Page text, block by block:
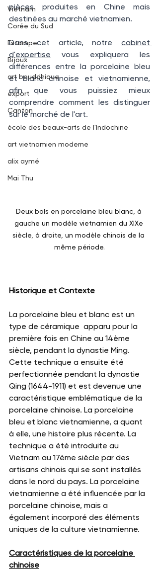
Vietnam
Corée du Sud
Estampe
Bijoux
art bouddhique
export
Canton
école des beaux-arts de l'Indochine
art vietnamien moderne
alix aymé
Mai Thu
pièces produites en Chine mais
destinées au marché vietnamien.
Dans cet article, notre cabinet
d'expertise vous expliquera les
différences entre la porcelaine bleu
et blanc chinoise et vietnamienne,
afin que vous puissiez mieux
comprendre comment les distinguer
sur le marché de l'art.
Deux bols en porcelaine bleu blanc, à
gauche un modèle vietnamien du XIXe
siècle, à droite, un modèle chinois de la
même période.
Historique et Contexte
La porcelaine bleu et blanc est un
type de céramique  apparu pour la
première fois en Chine au 14ème
siècle, pendant la dynastie Ming.
Cette technique a ensuite été
perfectionnée pendant la dynastie
Qing (1644-1911) et est devenue une
caractéristique emblématique de la
porcelaine chinoise. La porcelaine
bleu et blanc vietnamienne, a quant
à elle, une histoire plus récente. La
technique a été introduite au
Vietnam au 17ème siècle par des
artisans chinois qui se sont installés
dans le nord du pays. La porcelaine
vietnamienne a été influencée par la
porcelaine chinoise, mais a
également incorporé des éléments
uniques de la culture vietnamienne.
Caractéristiques de la porcelaine
chinoise